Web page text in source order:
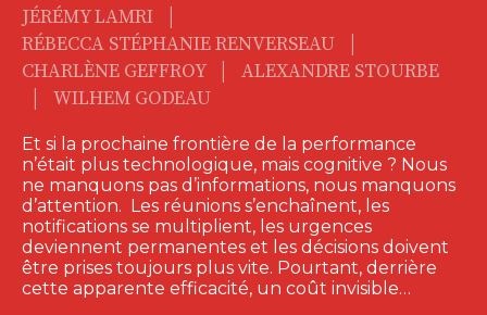
JÉRÉMY LAMRI |
RÉBECCA STÉPHANIE RENVERSEAU |
CHARLÈNE GEFFROY | ALEXANDRE STOURBE
| WILHEM GODEAU
Et si la prochaine frontière de la performance
n’était plus technologique, mais cognitive ? Nous
ne manquons pas d’informations, nous manquons
d’attention. Les réunions s’enchaînent, les
notifications se multiplient, les urgences
deviennent permanentes et les décisions doivent
être prises toujours plus vite. Pourtant, derrière
cette apparente efficacité, un coût invisible…